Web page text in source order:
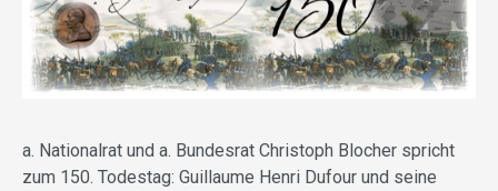
a. Nationalrat und a. Bundesrat Christoph Blocher spricht
zum 150. Todestag: Guillaume Henri Dufour und seine